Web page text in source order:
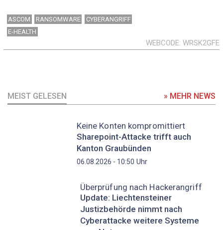
ASCOM RANSOMWARE
CYBERANGRIFF
E-HEALTH
WEBCODE WRSK2GFE
MEIST GELESEN » MEHR NEWS
Keine Konten kompromittiert
Sharepoint-Attacke trifft auch
Kanton Graubünden
06.08.2026 - 10:50 Uhr
Überprüfung nach Hackerangriff
Update: Liechtensteiner
Justizbehörde nimmt nach
Cyberattacke weitere Systeme